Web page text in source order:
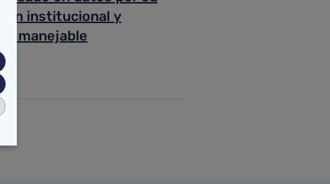
institucional y
manejable